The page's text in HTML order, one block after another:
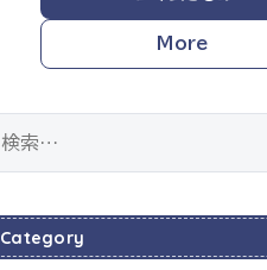
More
Category